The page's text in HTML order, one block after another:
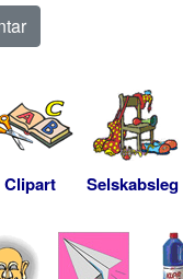
Clipart Selskabsleg